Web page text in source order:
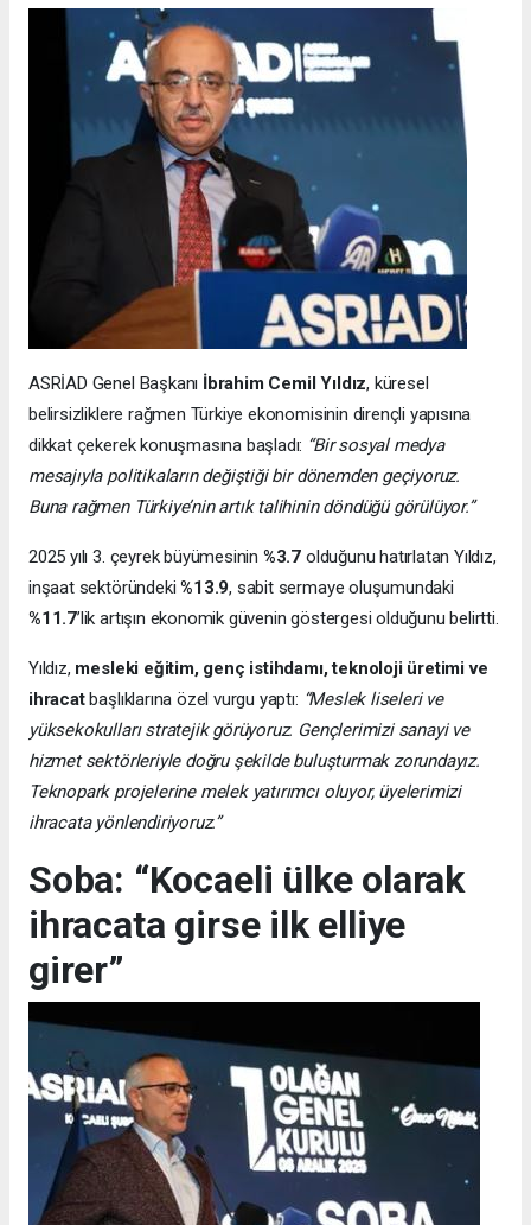
ASRİAD Genel Başkanı İbrahim Cemil Yıldız, küresel
belirsizliklere rağmen Türkiye ekonomisinin dirençli yapısına
dikkat çekerek konuşmasına başladı: “Bir sosyal medya
mesajıyla politikaların değiştiği bir dönemden geçiyoruz.
Buna rağmen Türkiye’nin artık talihinin döndüğü görülüyor.”
2025 yılı 3. çeyrek büyümesinin %3.7 olduğunu hatırlatan Yıldız,
inşaat sektöründeki%13.9, sabit sermaye oluşumundaki
%11.7’lik artışın ekonomik güvenin göstergesi olduğunu belirtti.
Yıldız, mesleki eğitim, genç istihdamı, teknoloji üretimi ve
ihracatbaşlıklarına özel vurgu yaptı: “Meslek liseleri ve
yüksekokulları stratejik görüyoruz. Gençlerimizi sanayi ve
hizmet sektörleriyle doğru şekilde buluşturmak zorundayız.
Teknopark projelerine melek yatırımcı oluyor, üyelerimizi
ihracata yönlendiriyoruz.”
Soba: “Kocaeli ülke olarak
ihracata girse ilk elliye
girer”